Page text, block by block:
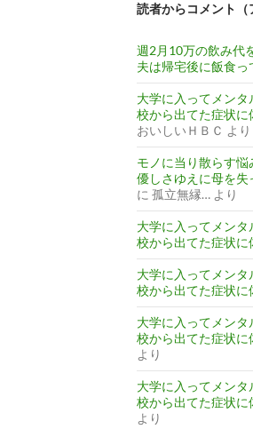
読者からコメント（
週2月10万の飲み代
夫は帰宅後に飯食っ
大学に入ってメン
校から出てた症状に
おいしいＨＢＣ より
モノに当り散らす悩
優しさゆえに母を
に 孤立無縁… より
大学に入ってメン
校から出てた症状に
大学に入ってメン
校から出てた症状に
大学に入ってメン
校から出てた症状に
より
大学に入ってメン
校から出てた症状に
より